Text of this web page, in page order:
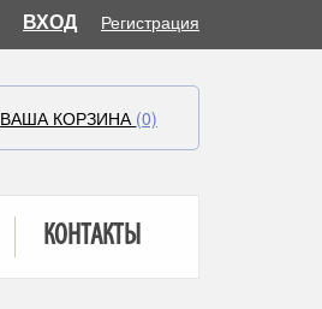
ВХОД Регистрация
ВАША КОРЗИНА (0)
КОНТАКТЫ